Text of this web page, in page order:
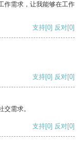
作需求，让我能够在工作
支持[0] 反对[0]
支持[0] 反对[0]
需求。
支持[0] 反对[0]